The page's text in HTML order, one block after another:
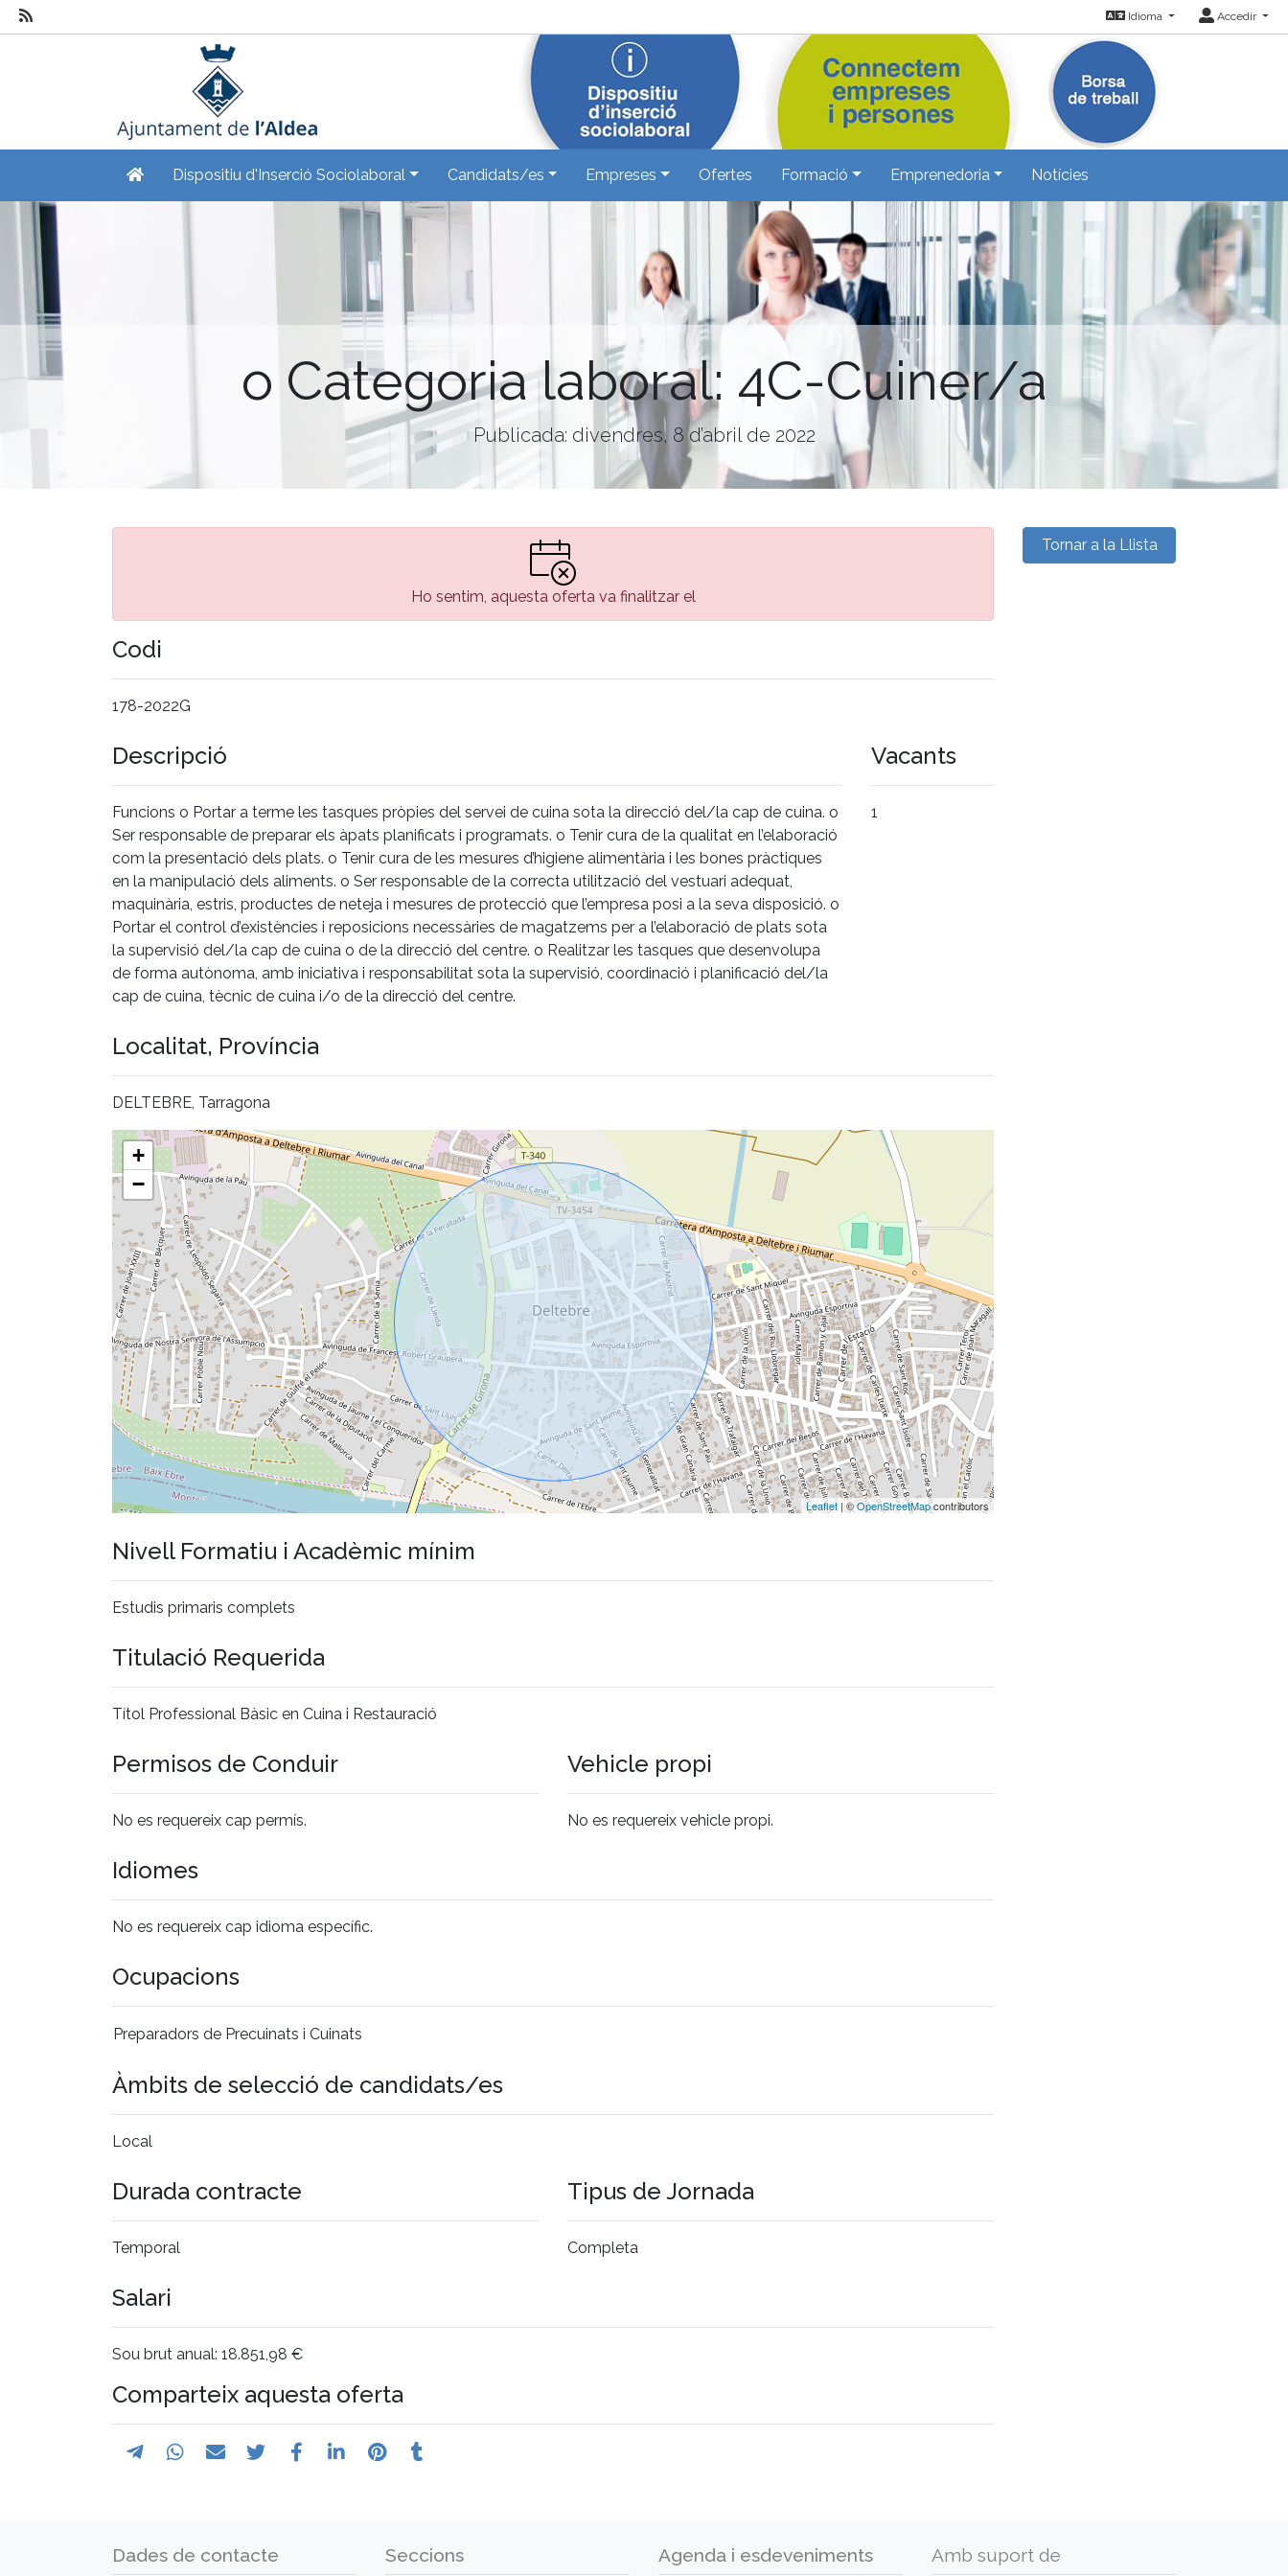
Idioma Accedir
Dispositiu d'Inserció Sociolaboral Candidats/es Empreses Ofertes Formació Emprenedoria Notícies
o Categoria laboral: 4C-Cuiner/a
Publicada: divendres, 8 d’abril de 2022
Ho sentim, aquesta oferta va finalitzar el
Codi
178-2022G
Descripció
Funcions o Portar a terme les tasques pròpies del servei de cuina sota la direcció del/la cap de cuina. o
Ser responsable de preparar els àpats planificats i programats. o Tenir cura de la qualitat en l’elaboració
com la presentació dels plats. o Tenir cura de les mesures d’higiene alimentària i les bones pràctiques
en la manipulació dels aliments. o Ser responsable de la correcta utilització del vestuari adequat,
maquinària, estris, productes de neteja i mesures de protecció que l’empresa posi a la seva disposició. o
Portar el control d’existències i reposicions necessàries de magatzems per a l’elaboració de plats sota
la supervisió del/la cap de cuina o de la direcció del centre. o Realitzar les tasques que desenvolupa
de forma autònoma, amb iniciativa i responsabilitat sota la supervisió, coordinació i planificació del/la
cap de cuina, tècnic de cuina i/o de la direcció del centre.
Vacants
1
Localitat, Província
DELTEBRE, Tarragona
+
−
Leaflet | ©OpenStreetMapcontributors
Nivell Formatiu i Acadèmic mínim
Estudis primaris complets
Titulació Requerida
Títol Professional Bàsic en Cuina i Restauració
Permisos de Conduir
No es requereix cap permís.
Vehicle propi
No es requereix vehicle propi.
Idiomes
No es requereix cap idioma específic.
Ocupacions
Preparadors de Precuinats i Cuinats
Àmbits de selecció de candidats/es
Local
Durada contracte
Temporal
Tipus de Jornada
Completa
Salari
Sou brut anual: 18.851,98 €
Comparteix aquesta oferta
Tornar a la Llista
Dades de contacte Seccions Agenda i esdeveniments Amb suport de